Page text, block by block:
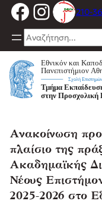
Μετάβαση
στο
περιεχόμενο
210-
Search
Ανακοίνωση
πλαίσιο της
Ακαδημαϊκής
Νέους
2025-2026 στο